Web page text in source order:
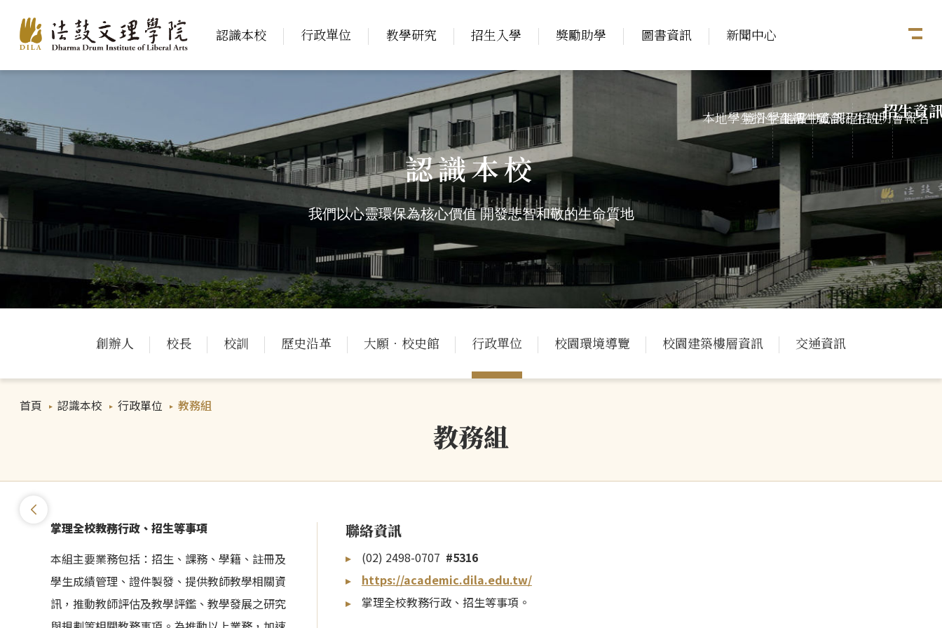
認識本校 行政單位 教學研究 招生入學 獎勵助學 圖書資訊 新聞中心
認識本校
我們以心靈環保為核心價值開發悲智和敬的生命質地
本地學生招生資訊 境外學生招生資訊 推廣中心課程招生 聯合招生說明會報名招生
創辦人 校長 校訓 歷史沿革 大願．校史館 行政單位 校園環境導覽 校園建築樓層資訊 交通資訊
首頁 認識本校 行政單位 教務組
教務組
掌理全校教務行政、招生等事項
本組主要業務包括：招生、課務、學籍、註冊及
學生成績管理、證件製發、提供教師教學相關資
訊，推動教師評估及教學評鑑、教學發展之研究
聯絡資訊
(02) 2498-0707 #5316
https://academic.dila.edu.tw/
掌理全校教務行政、招生等事項。